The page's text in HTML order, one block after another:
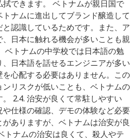
できます。 ベトナムが親日国で
ナムに進出してブランド醸造して
認識しているためです。また、ア
日本に触れる機会が多いことも親
ベトナムの中学校では日本語の勉
日本語を話せるエンジニアが多い
心配する必要はありません。この
リスクが低いことも、ベトナムの
2.4. 治安が良くて常駐しやすい
仕様の確認、デモの体験など必要
ありますが、ベトナムは治安が良
トナムの治安は良くて、殺人やテ